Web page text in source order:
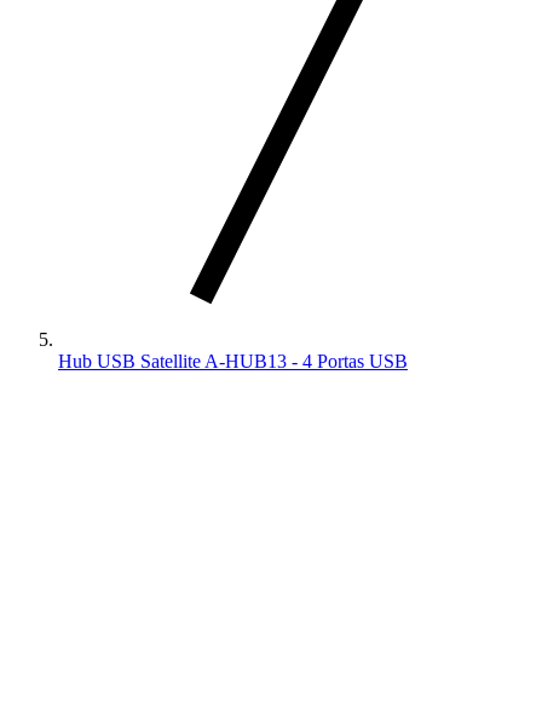
Hub USB Satellite A-HUB13 - 4 Portas USB